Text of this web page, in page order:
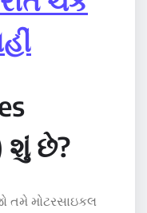
શું છે?
તમે મોટરસાઇકલ